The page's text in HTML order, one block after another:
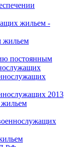
жильем -
жильем
постоянным
2013